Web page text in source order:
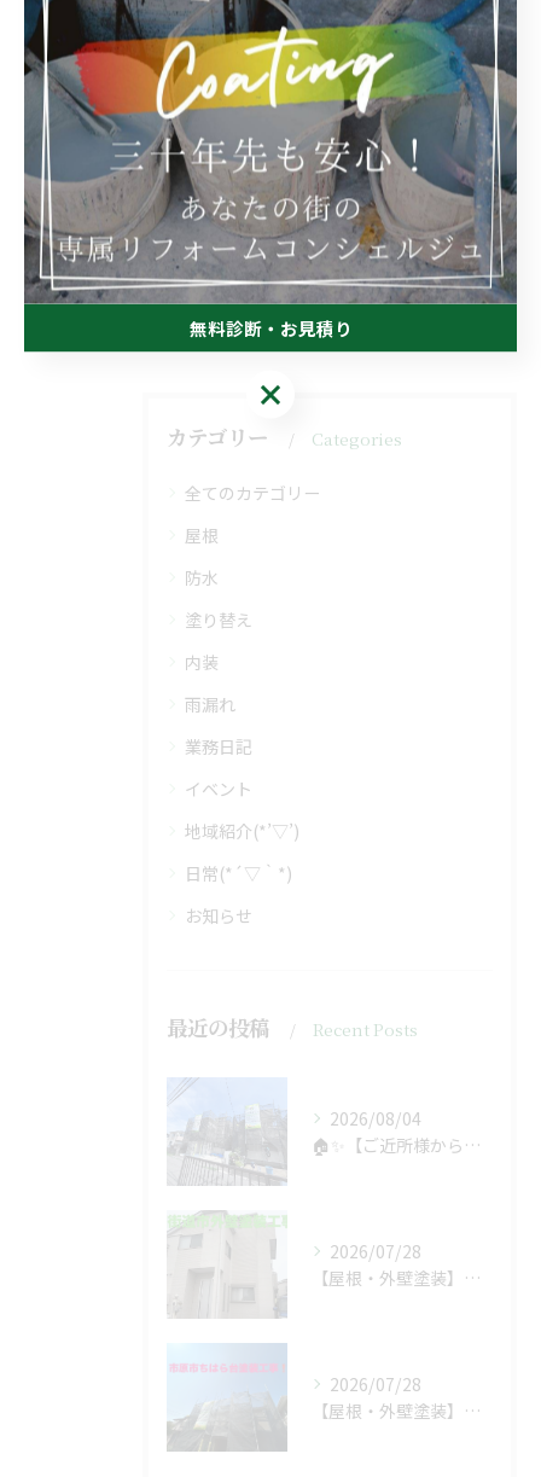
FAX番号:043-292-6633
--------------------------------------------------------------------
業務日記
一覧に戻る
カテゴリー Categories
全てのカテゴリー
屋根
防水
塗り替え
内装
雨漏れ
業務日記
イベント
地域紹介(*’▽’)
日常(*´▽｀*)
お知らせ
最近の投稿 Recent Posts
2026/08/04
🏠✨【ご近所様からのご紹介で、工事スタート！】✨🏠
2026/07/28
【屋根・外壁塗装】工事着工しました❗️
2026/07/28
【屋根・外壁塗装】着工しました❗️
無料診断・お見積り
無料診断・お見積り